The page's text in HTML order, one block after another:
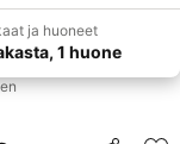
ja huoneet
1 huone